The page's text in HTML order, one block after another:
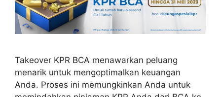
Takeover KPR BCA menawarkan peluang
menarik untuk mengoptimalkan keuangan
Anda. Proses ini memungkinkan Anda untuk